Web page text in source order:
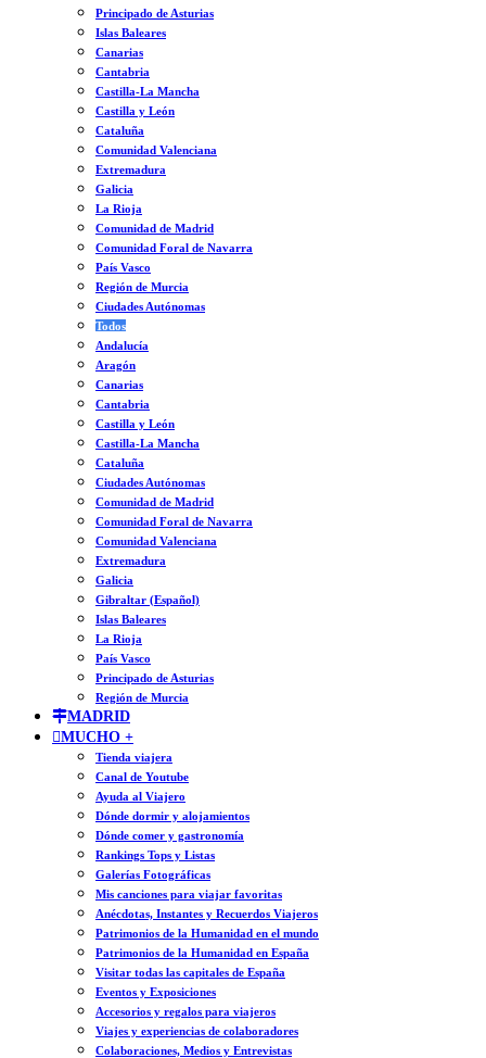
Principado de Asturias
Islas Baleares
Canarias
Cantabria
Castilla-La Mancha
Castilla y León
Cataluña
Comunidad Valenciana
Extremadura
Galicia
La Rioja
Comunidad de Madrid
Comunidad Foral de Navarra
País Vasco
Región de Murcia
Ciudades Autónomas
Todos
Andalucía
Aragón
Canarias
Cantabria
Castilla y León
Castilla-La Mancha
Cataluña
Ciudades Autónomas
Comunidad de Madrid
Comunidad Foral de Navarra
Comunidad Valenciana
Extremadura
Galicia
Gibraltar (Español)
Islas Baleares
La Rioja
País Vasco
Principado de Asturias
Región de Murcia
MADRID
MUCHO +
Tienda viajera
Canal de Youtube
Ayuda al Viajero
Dónde dormir y alojamientos
Dónde comer y gastronomía
Rankings Tops y Listas
Galerías Fotográficas
Mis canciones para viajar favoritas
Anécdotas, Instantes y Recuerdos Viajeros
Patrimonios de la Humanidad en el mundo
Patrimonios de la Humanidad en España
Visitar todas las capitales de España
Eventos y Exposiciones
Accesorios y regalos para viajeros
Viajes y experiencias de colaboradores
Colaboraciones, Medios y Entrevistas